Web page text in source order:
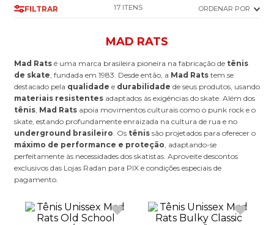
FILTRAR 17 ORDENAR POR
MAD RATS
Mad Rats é uma marca brasileira pioneira na fabricação de tênis
de skate, fundada em 1983. Desde então, a Mad Rats tem se
destacado pela qualidade e durabilidade de seus produtos, usando
materiais resistentes adaptados às exigências do skate. Além dos
tênis, Mad Rats apoia movimentos culturais como o punk rock e o
skate, estando profundamente enraizada na cultura de rua e no
underground brasileiro. Os tênis são projetados para oferecer o
máximo de performance e proteção, adaptando-se
perfeitamente às necessidades dos skatistas. Aproveite descontos
exclusivos das Lojas Radan para PIX e condições especiais de
pagamento.